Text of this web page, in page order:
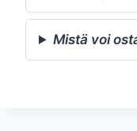
Mistä voi